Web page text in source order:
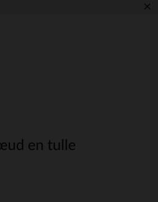
×
en tulle